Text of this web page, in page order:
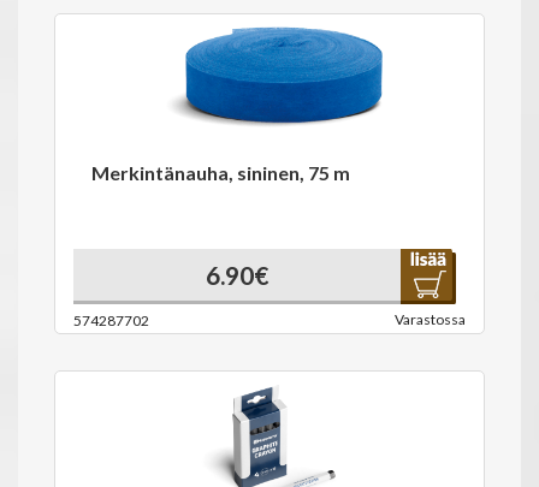
Merkintänauha, sininen, 75 m
6.90€
574287702 Varastossa